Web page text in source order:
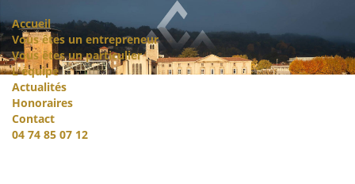
Accueil
Vous êtes un entrepreneur
Vous êtes un particulier
L'équipe
Actualités
Honoraires
Contact
04 74 85 07 12